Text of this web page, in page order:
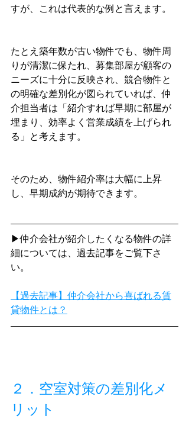
すが、これは代表的な例と言えます。
たとえ築年数が古い物件でも、物件周
りが清潔に保たれ、募集部屋が顧客の
ニーズに十分に反映され、競合物件と
の明確な差別化が図られていれば、仲
介担当者は「紹介すれば早期に部屋が
埋まり、効率よく営業成績を上げられ
る」と考えます。
そのため、物件紹介率は大幅に上昇
し、早期成約が期待できます。
▶仲介会社が紹介したくなる物件の詳
細については、過去記事をご覧下さ
い。
【過去記事】仲介会社から喜ばれる賃
貸物件とは？
２．空室対策の差別化メ
リット